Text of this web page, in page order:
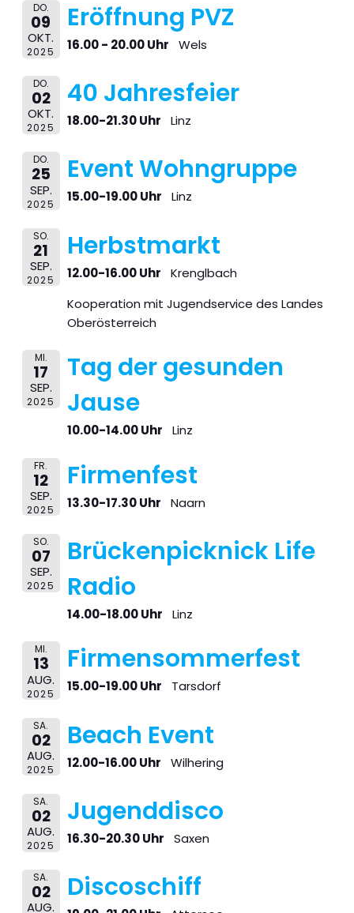
DO.
09
OKT.
2025
Eröffnung PVZ
16.00 - 20.00 Uhr Wels
DO.
02
OKT.
2025
40 Jahresfeier
18.00-21.30 Uhr Linz
DO.
25
SEP.
2025
Event Wohngruppe
15.00-19.00 Uhr Linz
SO.
21
SEP.
2025
Herbstmarkt
12.00-16.00 Uhr
Krenglbach
Kooperation mit Jugendservice des Landes
Oberösterreich
MI.
17
SEP.
2025
Tag der gesunden
Jause
10.00-14.00 Uhr Linz
FR.
12
SEP.
2025
Firmenfest
13.30-17.30 Uhr Naarn
SO.
07
SEP.
2025
Brückenpicknick Life
Radio
14.00-18.00 Uhr Linz
MI.
13
AUG.
2025
Firmensommerfest
15.00-19.00 Uhr Tarsdorf
SA.
02
AUG.
2025
Beach Event
12.00-16.00 Uhr Wilhering
SA.
02
AUG.
2025
Jugenddisco
16.30-20.30 Uhr Saxen
SA.
02
AUG.
Discoschiff